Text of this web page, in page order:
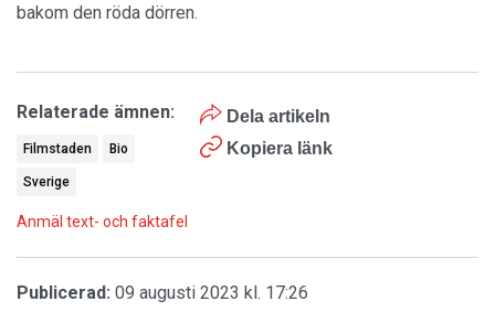
bakom den röda dörren.
Dela artikeln
Kopiera länk
Relaterade ämnen:
Filmstaden Bio
Sverige
Anmäl text- och faktafel
Publicerad: 09 augusti 2023 kl. 17:26